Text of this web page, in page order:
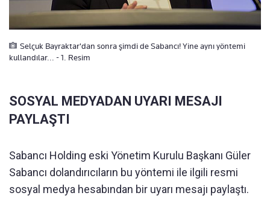
Selçuk Bayraktar'dan sonra şimdi de Sabancı! Yine aynı yöntemi
kullandılar... - 1. Resim
SOSYAL MEDYADAN UYARI MESAJI
PAYLAŞTI
Sabancı Holding eski Yönetim Kurulu Başkanı Güler
Sabancı dolandırıcıların bu yöntemi ile ilgili resmi
sosyal medya hesabından bir uyarı mesajı paylaştı.